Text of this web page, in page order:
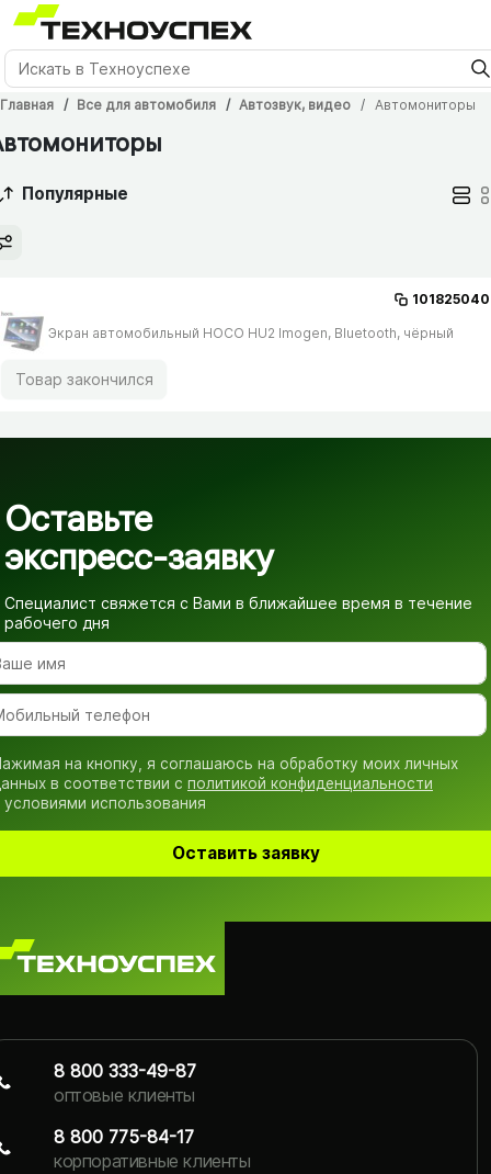
Главная Все для автомобиля Автозвук, видео Автомониторы
Популярные
101825040
Экран автомобильный HOCO HU2 Imogen, Bluetooth, чёрный
Товар закончился
Оставьте
экспресс-заявку
Специалист свяжется с Вами в ближайшее время в течение
рабочего дня
на кнопку, я соглашаюсь на обработку моих личных
в соответствии с политикой конфиденциальности
условиями использования
Оставить заявку
8 800 333-49-87
оптовые клиенты
8 800 775-84-17
корпоративные клиенты